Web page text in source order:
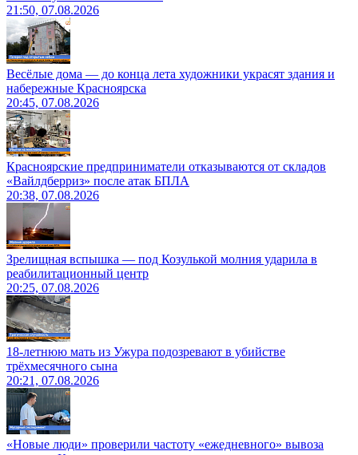
21:50, 07.08.2026
Весёлые дома — до конца лета художники украсят здания и
набережные Красноярска
20:45, 07.08.2026
Красноярские предприниматели отказываются от складов
«Вайлдберриз» после атак БПЛА
20:38, 07.08.2026
Зрелищная вспышка — под Козулькой молния ударила в
реабилитационный центр
20:25, 07.08.2026
18-летнюю мать из Ужура подозревают в убийстве
трёхмесячного сына
20:21, 07.08.2026
«Новые люди» проверили частоту «ежедневного» вывоза